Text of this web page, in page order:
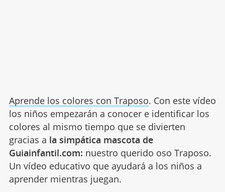
Aprende los colores con Traposo. Con este vídeo
los niños empezarán a conocer e identificar los
colores al mismo tiempo que se divierten
gracias a la simpática mascota de
Guiainfantil.com: nuestro querido oso Traposo.
Un vídeo educativo que ayudará a los niños a
aprender mientras juegan.